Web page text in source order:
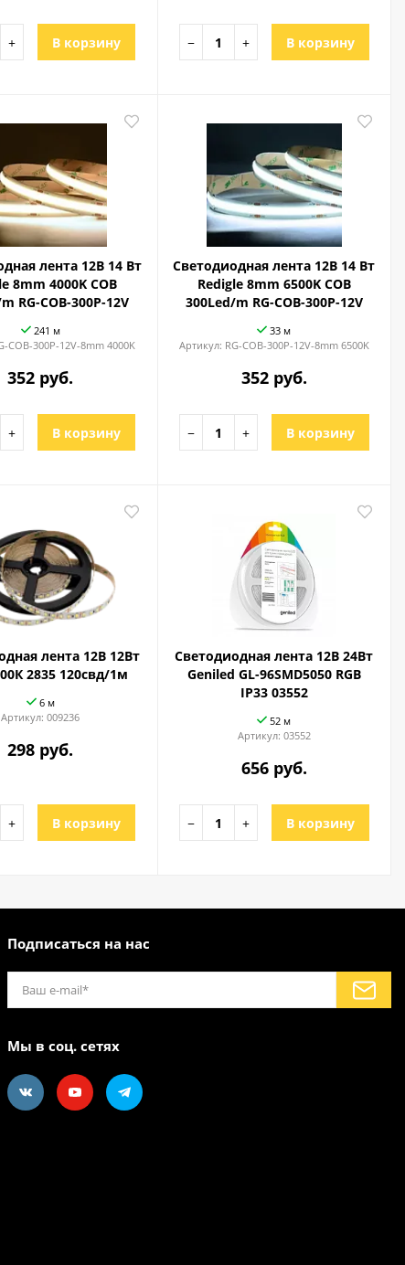
+ В корзину − + В корзину
лента 12В 14 Вт
8mm 4000K COB
RG-COB-300P-12V
241 м
COB-300P-12V-8mm 4000K
352 руб.
+ В корзину
Светодиодная лента 12В 14 Вт
Redigle 8mm 6500K COB
300Led/m RG-COB-300P-12V
33 м
Артикул: RG-COB-300P-12V-8mm 6500K
352 руб.
− + В корзину
лента 12В 12Вт
2835 120свд/1м
6 м
Артикул:009236
298 руб.
+ В корзину
Светодиодная лента 12В 24Вт
Geniled GL-96SMD5050 RGB
IP33 03552
52 м
Артикул: 03552
656 руб.
− + В корзину
Подписаться на нас
Мы в соц. сетях